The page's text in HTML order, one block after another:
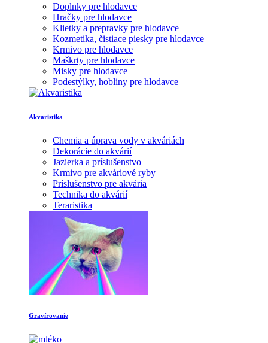
Doplnky pre hlodavce
Hračky pre hlodavce
Klietky a prepravky pre hlodavce
Kozmetika, čistiace piesky pre hlodavce
Krmivo pre hlodavce
Maškrty pre hlodavce
Misky pre hlodavce
Podestýlky, hobliny pre hlodavce
Akvaristika
Chemia a úprava vody v akváriách
Dekorácie do akvárií
Jazierka a príslušenstvo
Krmivo pre akváriové ryby
Príslušenstvo pre akvária
Technika do akvárií
Teraristika
Gravírovanie